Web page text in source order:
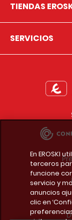
TIENDAS
SERVICIOS
En EROSKI
terceros
funcione
servicio y
anuncios
clic en